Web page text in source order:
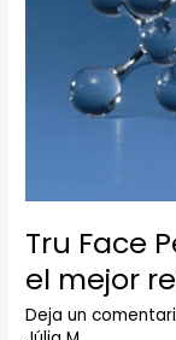
Tru Face
el mejor
Deja un